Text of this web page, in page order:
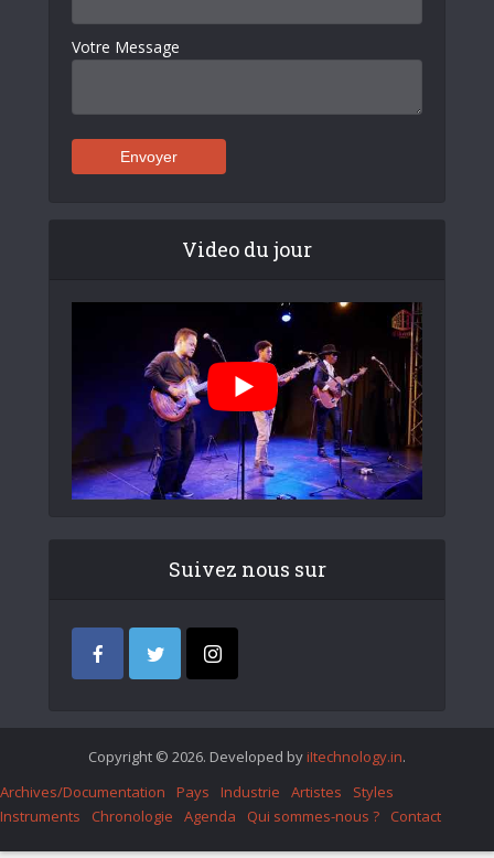
Votre Message
Video du jour
Suivez nous sur
Copyright © 2026. Developed by iItechnology.in.
Archives/Documentation
Pays Industrie Artistes
Styles
Instruments
Chronologie Agenda Qui sommes-nous ? Contact